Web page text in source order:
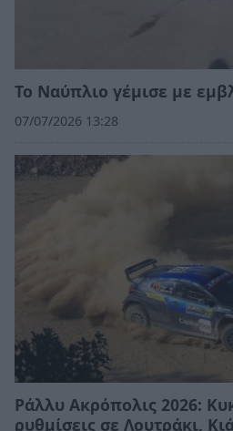
Το Ναύπλιο γέμισε με
07/07/2026 13:28
Ράλλυ Ακρόπολις 2026:
ρυθμίσεις σε Λουτράκι,